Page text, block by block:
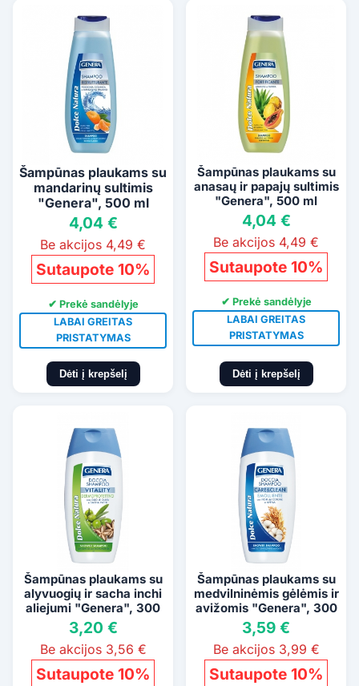
Šampūnas plaukams su
mandarinų sultimis
"Genera", 500 ml
4,04 €
Be akcijos 4,49 €
Sutaupote 10%
✔ Prekė sandėlyje
LABAI GREITAS
PRISTATYMAS
Dėti į krepšelį
Šampūnas plaukams su
anasaų ir papajų sultimis
"Genera", 500 ml
4,04 €
Be akcijos 4,49 €
Sutaupote 10%
✔ Prekė sandėlyje
LABAI GREITAS
PRISTATYMAS
Dėti į krepšelį
Šampūnas plaukams su
alyvuogių ir sacha inchi
aliejumi "Genera", 300
ml
3,20 €
Be akcijos 3,56 €
Sutaupote 10%
Šampūnas plaukams su
medvilninėmis gėlėmis ir
avižomis "Genera", 300
ml
3,59 €
Be akcijos 3,99 €
Sutaupote 10%